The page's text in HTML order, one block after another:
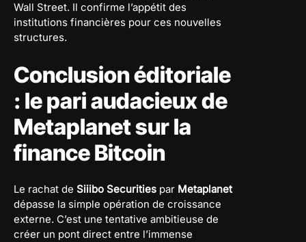
Wall Street. Il confirme l’appétit des
institutions financières pour ces nouvelles
structures.
Conclusion éditoriale
: le pari audacieux de
Metaplanet sur la
finance Bitcoin
Le rachat de Siiibo Securities par Metaplanet
dépasse la simple opération de croissance
externe. C’est une tentative ambitieuse de
créer un pont direct entre l’immense